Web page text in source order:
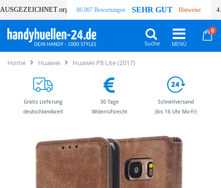
AUSGEZEICHNET.org 86.007 Bewertungen SEHR GUT Hinweise
0
Suche
Home Huawei Huawei P8 Lite (2017)
Bildergalerie
Bildergalerie
Gratis Lieferung
deutschlandweit
30 Tage
Widerrufsrecht
Schnellversand
(bis 16 Uhr Mo-Fr)